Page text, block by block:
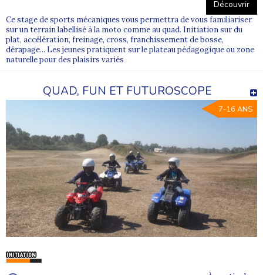
Découvrir
Ce stage de sports mécaniques vous permettra de vous familiariser
sur un terrain labellisé à la moto comme au quad. Initiation sur du
plat, accélération, freinage, cross, franchissement de bosse,
dérapage... Les jeunes pratiquent sur le plateau pédagogique ou zone
naturelle pour des plaisirs variés
QUAD, FUN ET FUTUROSCOPE
7-16 ANS